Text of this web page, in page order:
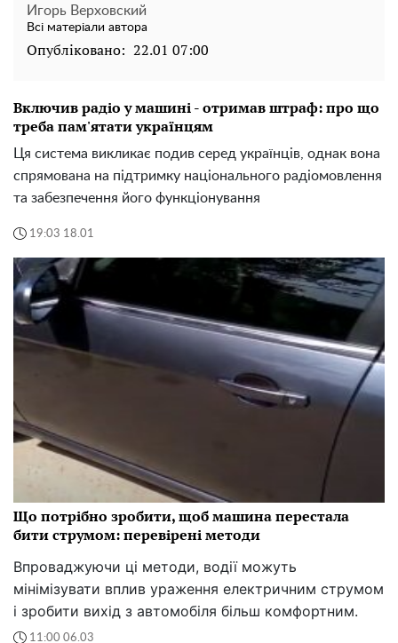
Игорь Верховский
Всі матеріали автора
Опубліковано: 22.01 07:00
Включив радіо у машині - отримав штраф: про що
треба пам'ятати українцям
Ця система викликає подив серед українців, однак вона
спрямована на підтримку національного радіомовлення
та забезпечення його функціонування
19:03 18.01
Що потрібно зробити, щоб машина перестала
бити струмом: перевірені методи
Впроваджуючи ці методи, водії можуть
мінімізувати вплив ураження електричним струмом
і зробити вихід з автомобіля більш комфортним.
11:00 06.03